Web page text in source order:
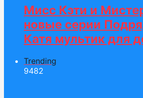
Мисс Кэти и
новые серии
Катя мультик для
Trending
9482